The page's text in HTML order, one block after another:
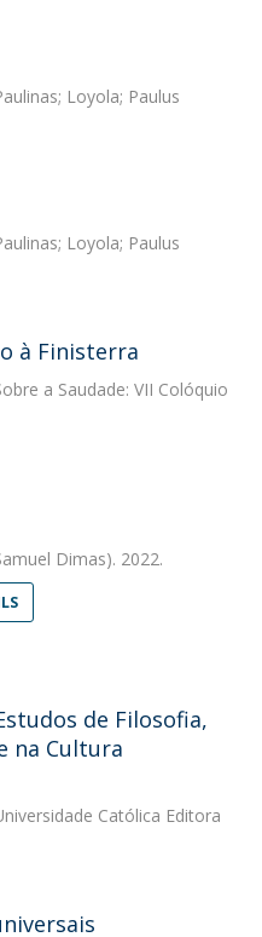
Loyola; Paulus
Loyola; Paulus
à Finisterra
a Saudade: VII Colóquio
Dimas). 2022.
de Filosofia,
na Cultura
Católica Editora